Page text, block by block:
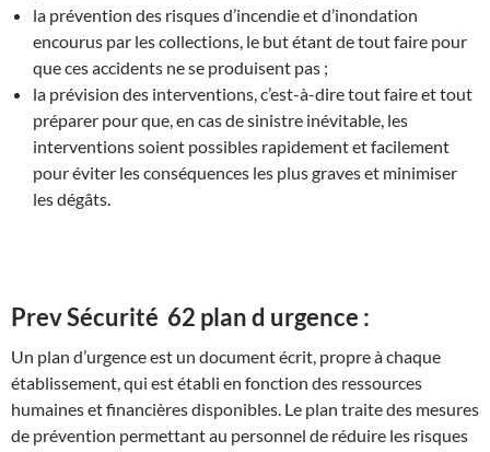
la prévention des risques d’incendie et d’inondation
encourus par les collections, le but étant de tout faire pour
que ces accidents ne se produisent pas ;
la prévision des interventions , c’est-à-dire tout faire et tout
préparer pour que, en cas de sinistre inévitable, les
interventions soient possibles rapidement et facilement
pour éviter les conséquences les plus graves et minimiser
les dégâts.
Prev Sécurité 62 plan d urgence :
Un plan d’urgence est un document écrit, propre à chaque
établissement, qui est établi en fonction des ressources
humaines et financières disponibles. Le plan traite des mesures
de prévention permettant au personnel de réduire les risques